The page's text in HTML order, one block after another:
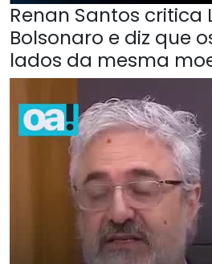
Renan Santos critica
Bolsonaro e diz que
lados da mesma